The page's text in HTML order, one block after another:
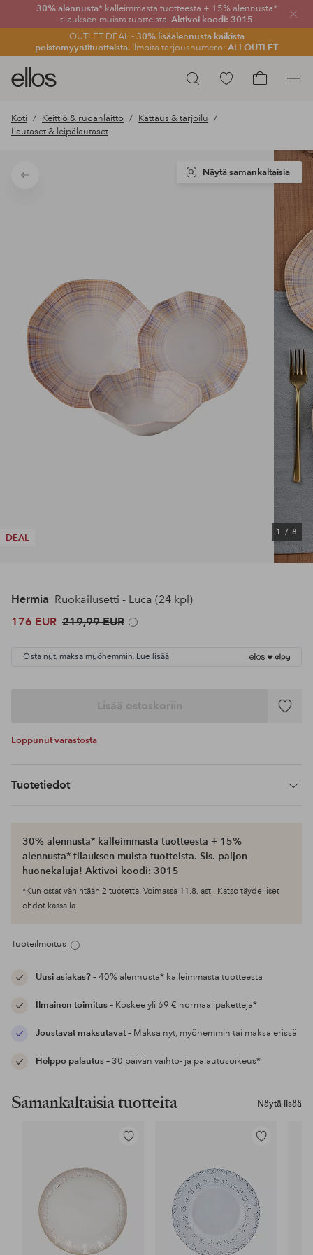
30% alennusta*kalleimmasta tuotteesta + 15% alennusta*
tilauksen muista tuotteista. Aktivoi koodi: 3015
OUTLET DEAL -30% lisäalennusta kaikista
poistomyyntituotteista. Ilmoita tarjousnumero: ALLOUTLET
Sulje
Hae
Ellos-
logo
siirry
Siirry
Koti Keittiö & ruoanlaitto
Kattaus & tarjoilu
Lautaset & leipälautaset
Takaisin
DEAL
1 / 8
Näytä samankaltaisia
Hermia Ruokailusetti - Luca (24 kpl)
176 EUR 219,99 EUR
Osta nyt, maksa myöhemmin. Lue lisää
Lisää ostoskoriin
Lisää
Loppunut varastosta
Tuotetiedot
30% alennusta* kalleimmasta tuotteesta + 15%
alennusta* tilauksen muista tuotteista. Sis. paljon
huonekaluja! Aktivoi koodi: 3015
*Kun ostat vähintään 2 tuotetta. Voimassa 11.8. asti. Katso täydelliset
ehdot kassalla.
Tuoteilmoitus
Uusi asiakas?– 40% alennusta* kalleimmasta tuotteesta
Ilmainen toimitus– Koskee yli 69 € normaalipaketteja*
Joustavat maksutavat– Maksa nyt, myöhemmin tai maksa erissä
Helppo palautus– 30 päivän vaihto- ja palautusoikeus*
Näytä lisää
Samankaltaisia tuotteita
Lisää
Lisää